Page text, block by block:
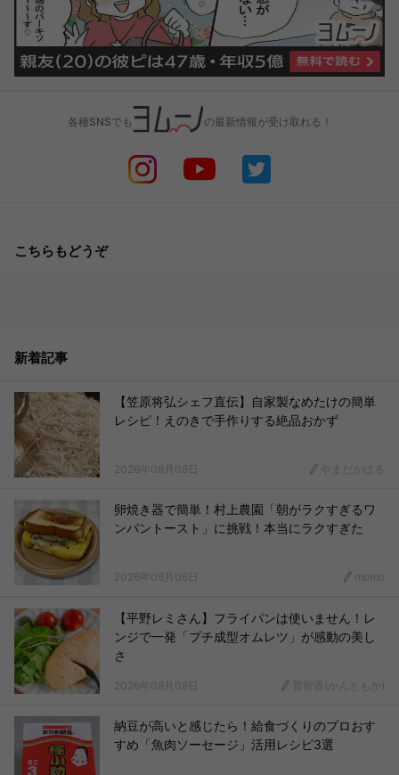
各種SNSでも の最新情報が受け取れる！
こちらもどうぞ
新着記事
【笠原将弘シェフ直伝】自家製なめたけの簡単
レシピ！えのきで手作りする絶品おかず
2026年08月08日 やまだかほる
卵焼き器で簡単！村上農園「朝がラクすぎるワ
ンパントースト」に挑戦！本当にラクすぎた
2026年08月08日 momo
【平野レミさん】フライパンは使いません！レ
ンジで一発「プチ成型オムレツ」が感動の美し
さ
2026年08月08日 菅智香(かんともか)
納豆が高いと感じたら！給食づくりのプロおす
すめ「魚肉ソーセージ」活用レシピ3選